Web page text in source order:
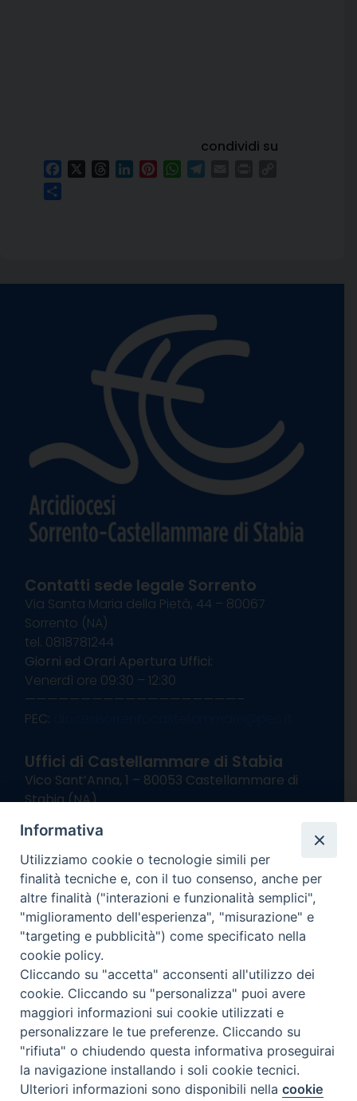
condividi su
FacebookThreadsLinkedInPinterestWhatsApp
Contatti sede legale Sorrento
Via Santa Maria della Pietà, 44 – 80067
Sorrento (NA)
tel. 0818781244
Giorni ed Orari Apertura Uffici:
Venerdì ore 09:30 – 12:30
———————————————————–
PEC:
Uffici di Castellammare di Stabia
Vico Sant’Anna, 1 – 80053 Castellammare di
Stabia (NA)
Giorni ed Orari Apertura Uffici:
Lunedì e Mercoledì ore 09:00 – 13:00
Uffici Matrimoni:
Lunedì e Mercoledì ore 09:30 – 12:30
seguici su
Channel
Informativa Privacy
COPYRIGHT © 2013-2025
Preferenze Cookie
Informativa
Utilizziamo cookie o tecnologie simili per
finalità tecniche e, con il tuo consenso, anche per
altre finalità ("interazioni e funzionalità semplici",
"miglioramento dell'esperienza", "misurazione" e
"targeting e pubblicità") come specificato nella
cookie policy.
Cliccando su "accetta" acconsenti all'utilizzo dei
cookie. Cliccando su "personalizza" puoi avere
maggiori informazioni sui cookie utilizzati e
personalizzare le tue preferenze. Cliccando su
"rifiuta" o chiudendo questa informativa proseguirai
la navigazione installando i soli cookie tecnici.
Ulteriori informazioni sono disponibili nellacookie